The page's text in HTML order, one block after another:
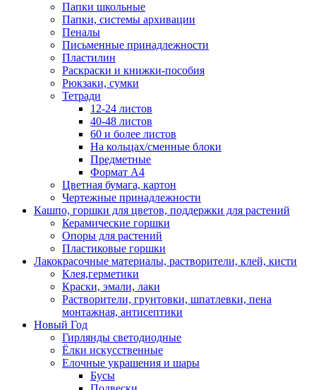
Папки школьные
Папки, системы архивации
Пеналы
Письменные принадлежности
Пластилин
Раскраски и книжки-пособия
Рюкзаки, сумки
Тетради
12-24 листов
40-48 листов
60 и более листов
На кольцах/сменные блоки
Предметные
Формат А4
Цветная бумага, картон
Чертежные принадлежности
Кашпо, горшки для цветов, поддержки для растений
Керамические горшки
Опоры для растений
Пластиковые горшки
Лакокрасочные материалы, растворители, клей, кисти
Клея,герметики
Краски, эмали, лаки
Растворители, грунтовки, шпатлевки, пена
монтажная, антисептики
Новый Год
Гирлянды светодиодные
Ёлки искусственные
Елочные украшения и шары
Бусы